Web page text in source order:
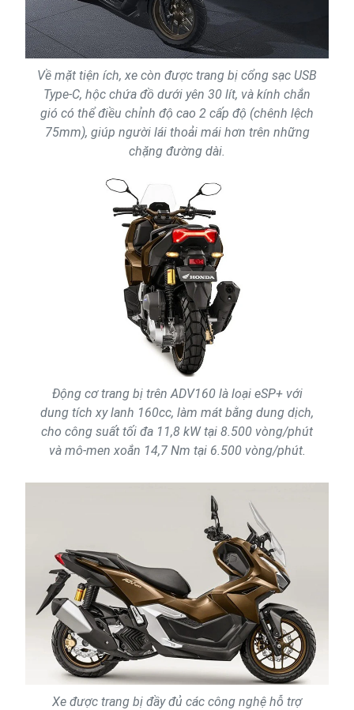
Về mặt tiện ích, xe còn được trang bị cổng sạc USB
Type-C, hộc chứa đồ dưới yên 30 lít, và kính chắn
gió có thể điều chỉnh độ cao 2 cấp độ (chênh lệch
75mm), giúp người lái thoải mái hơn trên những
chặng đường dài.
Động cơ trang bị trên ADV160 là loại eSP+ với
dung tích xy lanh 160cc, làm mát bằng dung dịch,
cho công suất tối đa 11,8 kW tại 8.500 vòng/phút
và mô-men xoắn 14,7 Nm tại 6.500 vòng/phút.
Xe được trang bị đầy đủ các công nghệ hỗ trợ